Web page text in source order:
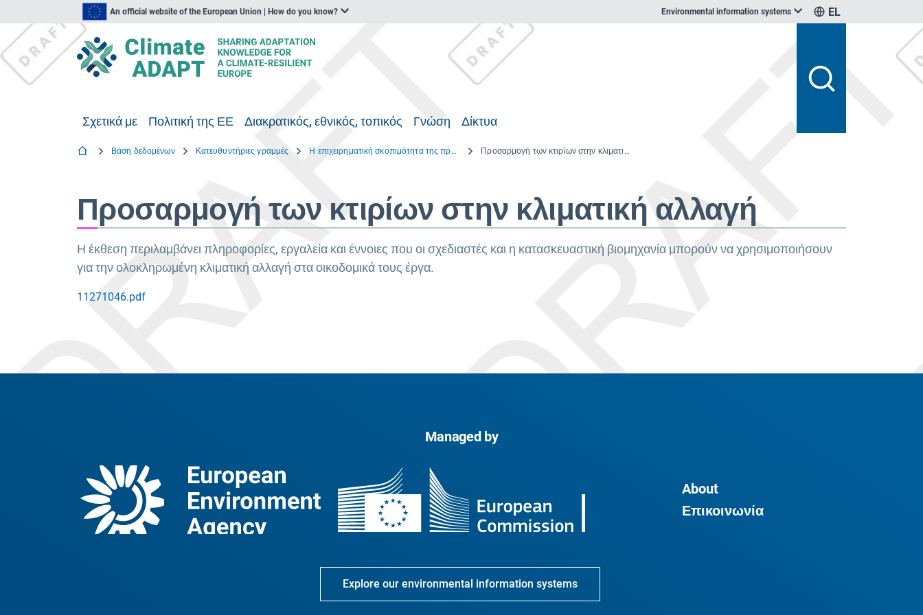
An official website of the European Union | How do you know? Environmental information systems EL
Σχετικά με Πολιτική της ΕΕ Διακρατικός, εθνικός, τοπικός Γνώση Δίκτυα
Βάση δεδομένων Κατευθυντήριες γραμμές Η επιχειρηματική σκοπιμότητα της προσαρμογής των κτιρίων στην κλιματική αλλαγή: Niche ή mainstream; Προσαρμογή των κτιρίων στην κλιματική αλλαγή
Προσαρμογή των κτιρίων στην κλιματική αλλαγή
Η έκθεση περιλαμβάνει πληροφορίες, εργαλεία και έννοιες που οι σχεδιαστές και η κατασκευαστική βιομηχανία μπορούν να χρησιμοποιήσουν
για την ολοκληρωμένη κλιματική αλλαγή στα οικοδομικά τους έργα.
11271046.pdf
Managed by
About
Επικοινωνία
Explore our environmental information systems